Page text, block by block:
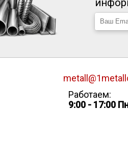
Работаем:
9:00 - 17:00